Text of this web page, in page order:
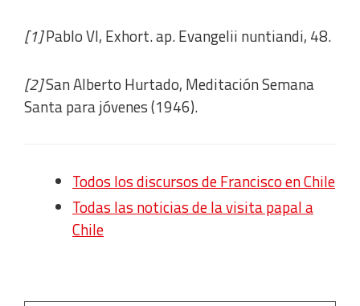
[1]Pablo VI, Exhort. ap. Evangelii nuntiandi, 48.
[2]San Alberto Hurtado, Meditación Semana
Santa para jóvenes (1946).
Todos los discursos de Francisco en Chile
Todas las noticias de la visita papal a
Chile